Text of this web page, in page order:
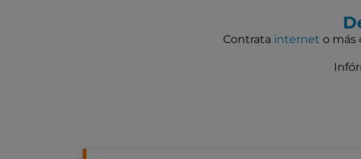
Contrata internet o más